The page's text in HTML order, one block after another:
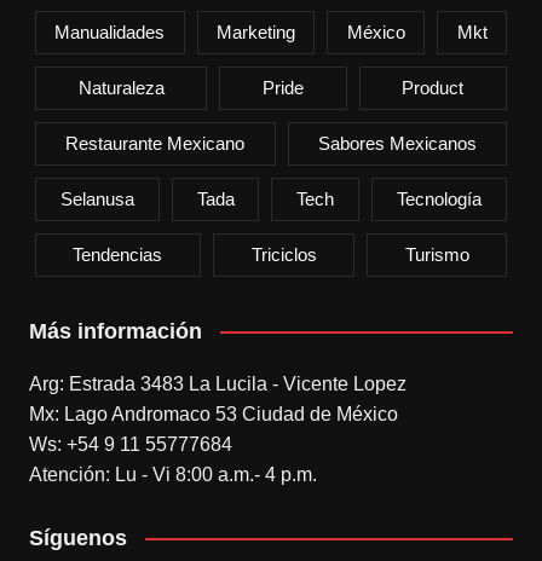
Manualidades Marketing México Mkt
Naturaleza Pride Product
Restaurante Mexicano Sabores Mexicanos
Selanusa Tada Tech Tecnología
Tendencias Triciclos Turismo
Más información
Arg: Estrada 3483 La Lucila - Vicente Lopez
Mx: Lago Andromaco 53 Ciudad de México
Ws: +54 9 11 55777684
Atención: Lu - Vi 8:00 a.m.- 4 p.m.
Síguenos